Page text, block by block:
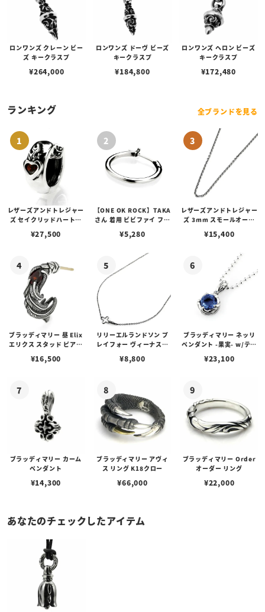
ロンワンズ クレーン ビー
ズ キークラスプ
¥264,000
ロンワンズ ドーヴ ビーズ
キークラスプ
¥184,800
ロンワンズ ヘロン ビーズ
キークラスプ
¥172,480
ランキング 全ブランドを見る
レザーズアンドトレジャー
ズ セイクリッドハートピ
¥27,500
【ONE OK ROCK】TAKA
さん 着用 ビビファイ フー
¥5,280
レザーズアンドトレジャー
ズ 3mm スモールオーバ
ブスタークラスプ＆LTロ
¥15,400
ブラッディマリー 昼 Elix
エリクス スタッド ピアス
¥16,500
リリーエルランドソン プ
レイフォー ヴィーナスチ
¥8,800
ブラッディマリー ネッリ
ペンダント -果実- w/ティ
¥23,100
ブラッディマリー カーム
ペンダント
¥14,300
ブラッディマリー アヴィ
ス リング K18クロー
¥66,000
ブラッディマリー Order
オーダー リング
¥22,000
あなたのチェックしたアイテム